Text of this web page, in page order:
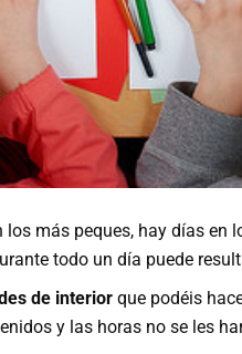
los más peques, hay días
todo un día puede
de interior que podéis
y las horas no se les